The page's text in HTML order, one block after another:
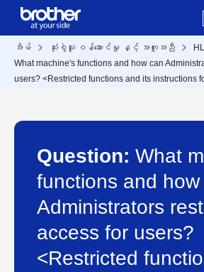
အိမ် သုံးစွဲသူ ဝန်ဆောင်မှု နှင့် အကူအညီ
What machine's functions and how can
users? <Restricted functions and its instructions
Question: What
functions and how
Administrators
access for users?
<Restricted